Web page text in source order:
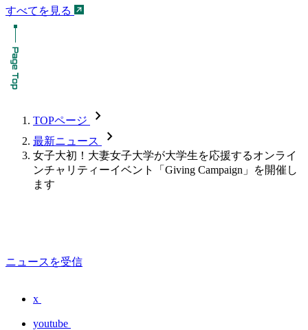
すべてを見る
TOPページ chevron_forward
最新ニュース chevron_forward
女子大初！大妻女子大学が大学生を応援するオンライ
ンチャリティーイベント「Giving Campaign」を開催し
ます
ニュースを受信
x
youtube